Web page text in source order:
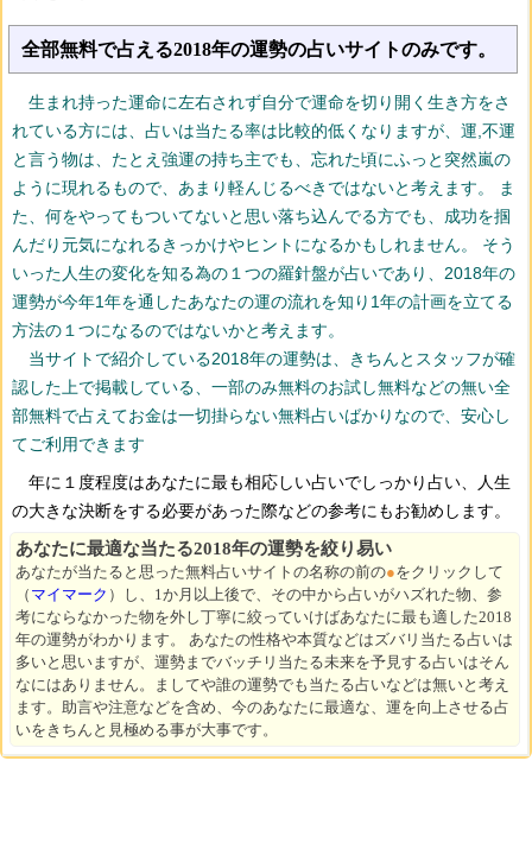
全部無料で占える2018年の運勢の占いサイトのみです。
生まれ持った運命に左右されず自分で運命を切り開く生き方をさ
れている方には、占いは当たる率は比較的低くなりますが、運,不運
と言う物は、たとえ強運の持ち主でも、忘れた頃にふっと突然嵐の
ように現れるもので、あまり軽んじるべきではないと考えます。 ま
た、何をやってもついてないと思い落ち込んでる方でも、成功を掴
んだり元気になれるきっかけやヒントになるかもしれません。 そう
いった人生の変化を知る為の１つの羅針盤が占いであり、2018年の
運勢が今年1年を通したあなたの運の流れを知り1年の計画を立てる
方法の１つになるのではないかと考えます。
当サイトで紹介している2018年の運勢は、きちんとスタッフが確
認した上で掲載している、一部のみ無料のお試し無料などの無い全
部無料で占えてお金は一切掛らない無料占いばかりなので、安心し
てご利用できます
年に１度程度はあなたに最も相応しい占いでしっかり占い、人生
の大きな決断をする必要があった際などの参考にもお勧めします。
あなたに最適な当たる2018年の運勢を絞り易い
あなたが当たると思った無料占いサイトの名称の前の●をクリックして
（ マイマーク ）し、1か月以上後で、その中から占いがハズれた物、参
考にならなかった物を外し丁寧に絞っていけばあなたに最も適した2018
年の運勢がわかります。 あなたの性格や本質などはズバリ当たる占いは
多いと思いますが、運勢までバッチリ当たる未来を予見する占いはそん
なにはありません。ましてや誰の運勢でも当たる占いなどは無いと考え
ます。助言や注意などを含め、今のあなたに最適な、運を向上させる占
いをきちんと見極める事が大事です。